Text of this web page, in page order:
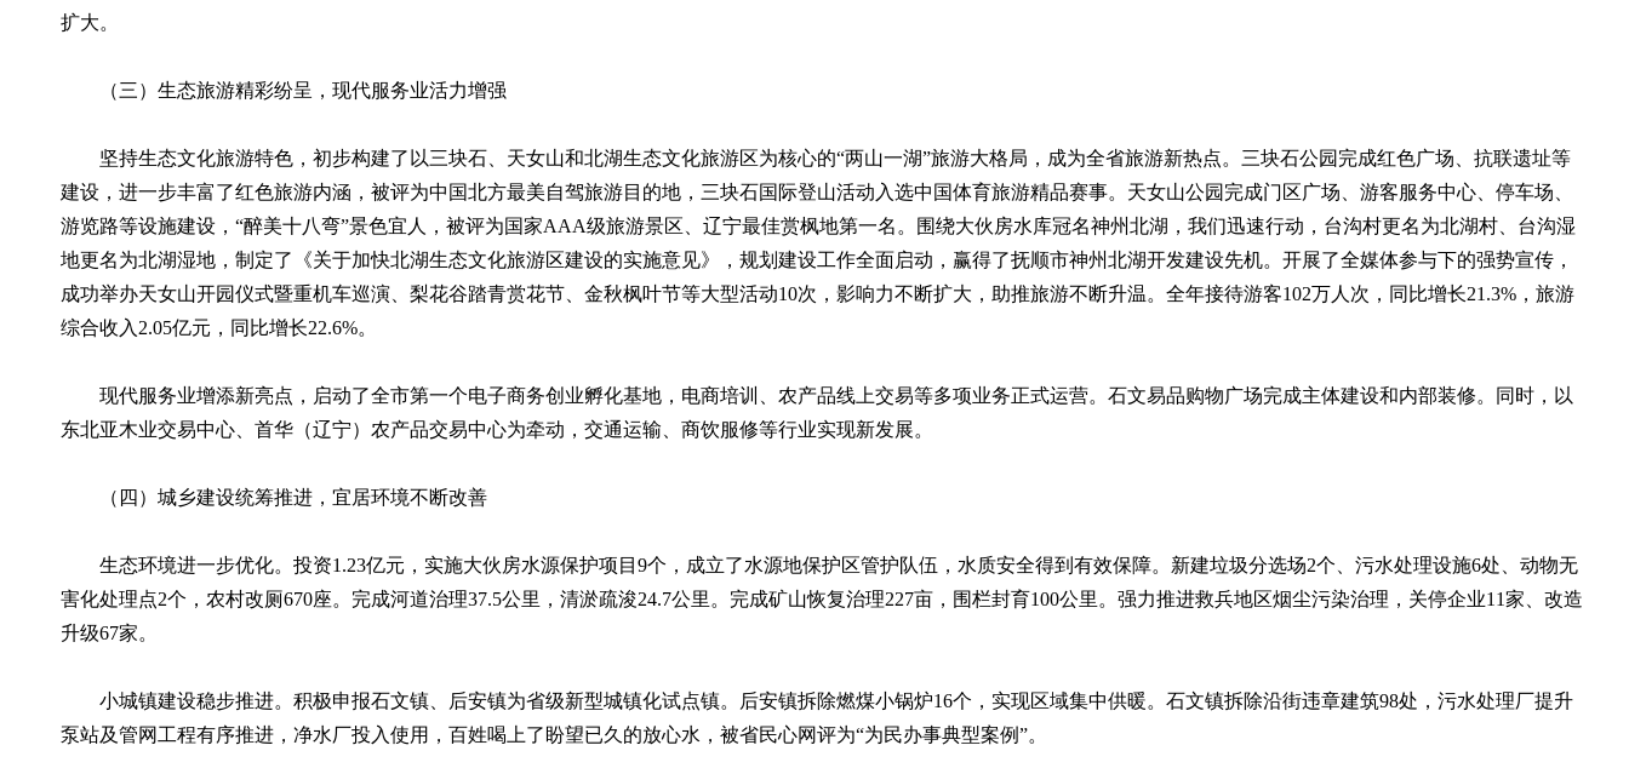
扩大。
（三）生态旅游精彩纷呈，现代服务业活力增强
坚持生态文化旅游特色，初步构建了以三块石、天女山和北湖生态文化旅游区为核心的“两山一湖”旅游大格局，成为全省旅游新热点。三块石公园完成红色广场、抗联遗址等
建设，进一步丰富了红色旅游内涵，被评为中国北方最美自驾旅游目的地，三块石国际登山活动入选中国体育旅游精品赛事。天女山公园完成门区广场、游客服务中心、停车场、
游览路等设施建设，“醉美十八弯”景色宜人，被评为国家AAA级旅游景区、辽宁最佳赏枫地第一名。围绕大伙房水库冠名神州北湖，我们迅速行动，台沟村更名为北湖村、台沟湿
地更名为北湖湿地，制定了《关于加快北湖生态文化旅游区建设的实施意见》，规划建设工作全面启动，赢得了抚顺市神州北湖开发建设先机。开展了全媒体参与下的强势宣传，
成功举办天女山开园仪式暨重机车巡演、梨花谷踏青赏花节、金秋枫叶节等大型活动10次，影响力不断扩大，助推旅游不断升温。全年接待游客102万人次，同比增长21.3%，旅游
综合收入2.05亿元，同比增长22.6%。
现代服务业增添新亮点，启动了全市第一个电子商务创业孵化基地，电商培训、农产品线上交易等多项业务正式运营。石文易品购物广场完成主体建设和内部装修。同时，以
东北亚木业交易中心、首华（辽宁）农产品交易中心为牵动，交通运输、商饮服修等行业实现新发展。
（四）城乡建设统筹推进，宜居环境不断改善
生态环境进一步优化。投资1.23亿元，实施大伙房水源保护项目9个，成立了水源地保护区管护队伍，水质安全得到有效保障。新建垃圾分选场2个、污水处理设施6处、动物无
害化处理点2个，农村改厕670座。完成河道治理37.5公里，清淤疏浚24.7公里。完成矿山恢复治理227亩，围栏封育100公里。强力推进救兵地区烟尘污染治理，关停企业11家、改造
升级67家。
小城镇建设稳步推进。积极申报石文镇、后安镇为省级新型城镇化试点镇。后安镇拆除燃煤小锅炉16个，实现区域集中供暖。石文镇拆除沿街违章建筑98处，污水处理厂提升
泵站及管网工程有序推进，净水厂投入使用，百姓喝上了盼望已久的放心水，被省民心网评为“为民办事典型案例”。